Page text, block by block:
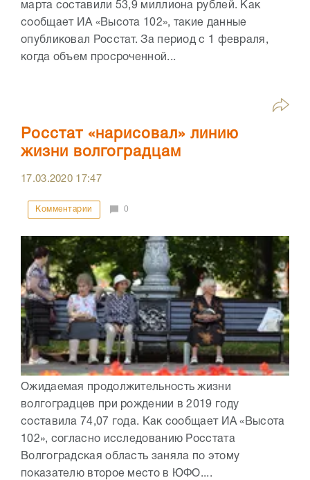
марта составили 53,9 миллиона рублей. Как
сообщает ИА «Высота 102», такие данные
опубликовал Росстат. За период с 1 февраля,
когда объем просроченной...
Росстат «нарисовал» линию
жизни волгоградцам
17.03.2020 17:47
Комментарии 0
Ожидаемая продолжительность жизни
волгоградцев при рождении в 2019 году
составила 74,07 года. Как сообщает ИА «Высота
102», согласно исследованию Росстата
Волгоградская область заняла по этому
показателю второе место в ЮФО....